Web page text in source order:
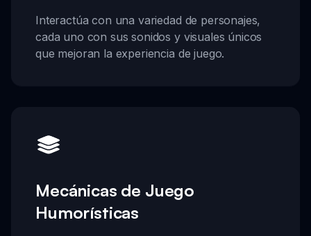
Interactúa con una variedad de personajes,
cada uno con sus sonidos y visuales únicos
que mejoran la experiencia de juego.
Mecánicas de Juego
Humorísticas